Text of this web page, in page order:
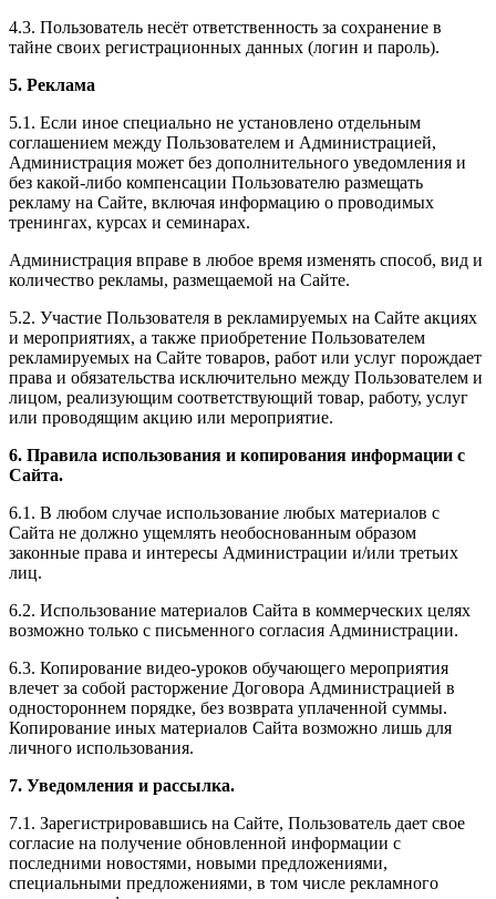
4.3. Пользователь несёт ответственность за сохранение в
тайне своих регистрационных данных (логин и пароль).
5. Реклама
5.1. Если иное специально не установлено отдельным
соглашением между Пользователем и Администрацией,
Администрация может без дополнительного уведомления и
без какой-либо компенсации Пользователю размещать
рекламу на Сайте, включая информацию о проводимых
тренингах, курсах и семинарах.
Администрация вправе в любое время изменять способ, вид и
количество рекламы, размещаемой на Сайте.
5.2. Участие Пользователя в рекламируемых на Сайте акциях
и мероприятиях, а также приобретение Пользователем
рекламируемых на Сайте товаров, работ или услуг порождает
права и обязательства исключительно между Пользователем и
лицом, реализующим соответствующий товар, работу, услуг
или проводящим акцию или мероприятие.
6. Правила использования и копирования информации с
Сайта.
6.1. В любом случае использование любых материалов с
Сайта не должно ущемлять необоснованным образом
законные права и интересы Администрации и/или третьих
лиц.
6.2. Использование материалов Сайта в коммерческих целях
возможно только с письменного согласия Администрации.
6.3. Копирование видео-уроков обучающего мероприятия
влечет за собой расторжение Договора Администрацией в
одностороннем порядке, без возврата уплаченной суммы.
Копирование иных материалов Сайта возможно лишь для
личного использования.
7. Уведомления и рассылка.
7.1. Зарегистрировавшись на Сайте, Пользователь дает свое
согласие на получение обновленной информации с
последними новостями, новыми предложениями,
специальными предложениями, в том числе рекламного